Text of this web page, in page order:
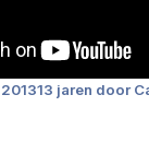
13 jaren door